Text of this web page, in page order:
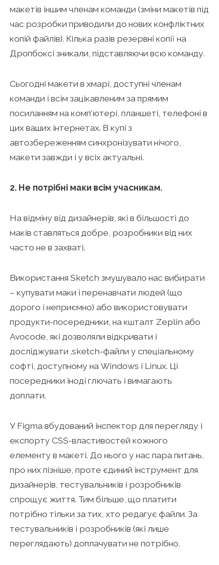
макетів іншим членам команди (зміни макетів під
час розробки приводили до нових конфліктних
копій файлів). Кілька разів резервні копії на
Дропбоксі зникали, підставляючи всю команду.
Сьогодні макети в хмарі, доступні членам
команди і всім зацікавленим за прямим
посиланням на комп’ютері, планшеті, телефоні в
цих ваших інтернетах. В купі з
автозбереженням синхронізувати нічого,
макети завжди і у всіх актуальні.
2. Не потрібні маки всім учасникам.
На відміну від дизайнерів, які в більшості до
маків ставляться добре, розробники від них
часто не в захваті.
Використання Sketch змушувало нас вибирати
– купувати маки і перенавчати людей (що
дорого і неприємно) або використовувати
продукти-посередники, на кшталт Zeplin або
Avocode, які дозволяли відкривати і
досліджувати .sketch-файли у спеціальному
софті, доступному на Windows і Linux. Ці
посередники іноді глючать і вимагають
доплати.
У Figma вбудований інспектор для перегляду і
експорту CSS-властивостей кожного
елементу в макеті. До нього у нас пара питань,
про них пізніше, проте єдиний інструмент для
дизайнерів, тестувальників і розробників
спрощує життя. Тим більше, що платити
потрібно тільки за тих, хто редагує файли. За
тестувальників і розробників (які лише
переглядають) доплачувати не потрібно.